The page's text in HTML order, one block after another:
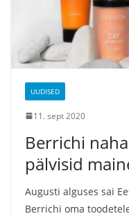
UUDISED
11. sept 2020
Berrichi
pälvisid
Augusti alguses sai
Berrichi oma